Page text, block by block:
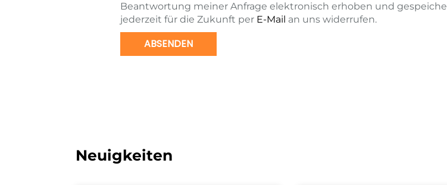
Beantwortung meiner Anfrage elektronisch erhoben und
jederzeit für die Zukunft per E-Mail an uns widerrufen.
ABSENDEN
Neuigkeiten